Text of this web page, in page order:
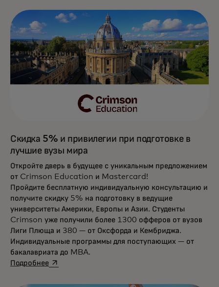
Скидка 5% и привилегии при подготовке в
лучшие вузы мира
Откройте дверь в будущее с уникальным предложением
от Crimson Education и Mastercard!
Пройдите бесплатную индивидуальную консультацию и
получите скидку 5% на подготовку в ведущие
университеты Америки, Европы и Азии. Студенты
Crimson уже получили более 1300 офферов от вузов
Лиги Плюща и 380 — от Оксфорда и Кембриджа.
Индивидуальные программы для поступающих — от
бакалавриата до MBA.
Подробнееopens in a new tab